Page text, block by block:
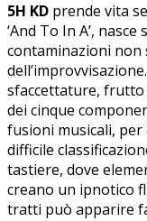
5H KD prende vita
‘And To In A’,
contaminazioni
sfaccettature, frutto
dei cinque
fusioni musicali,
difficile
tastiere, dove
creano un ipnotico
tratti può apparire